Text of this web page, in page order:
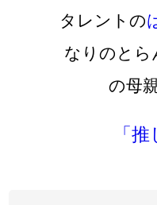
タレントの
なりのとら
の母
「